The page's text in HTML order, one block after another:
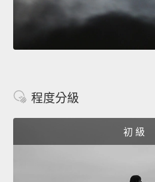
程度分級
初 級